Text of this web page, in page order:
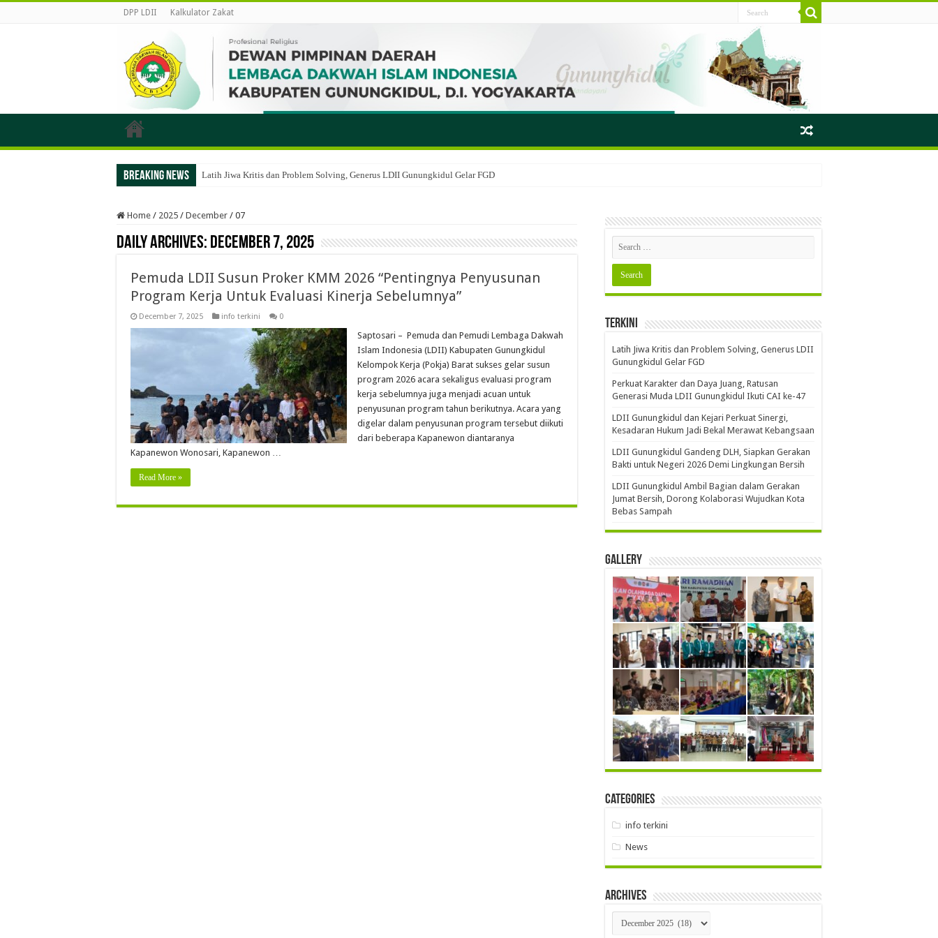
DPP LDII Kalkulator Zakat
Breaking News Latih Jiwa Kritis dan Problem Solving, Generus LDII Gunungkidul Gelar FGD
Home / 2025 / December / 07
Daily Archives: December 7, 2025
Pemuda LDII Susun Proker KMM 2026 “Pentingnya Penyusunan
Program Kerja Untuk Evaluasi Kinerja Sebelumnya”
December 7, 2025 info terkini 0
Saptosari – Pemuda dan Pemudi Lembaga Dakwah
Islam Indonesia (LDII) Kabupaten Gunungkidul
Kelompok Kerja (Pokja) Barat sukses gelar susun
program 2026 acara sekaligus evaluasi program
kerja sebelumnya juga menjadi acuan untuk
penyusunan program tahun berikutnya. Acara yang
digelar dalam penyusunan program tersebut diikuti
dari beberapa Kapanewon diantaranya
Kapanewon Wonosari, Kapanewon …
Read More »
Terkini
Latih Jiwa Kritis dan Problem Solving, Generus LDII
Gunungkidul Gelar FGD
Perkuat Karakter dan Daya Juang, Ratusan
Generasi Muda LDII Gunungkidul Ikuti CAI ke-47
LDII Gunungkidul dan Kejari Perkuat Sinergi,
Kesadaran Hukum Jadi Bekal Merawat Kebangsaan
LDII Gunungkidul Gandeng DLH, Siapkan Gerakan
Bakti untuk Negeri 2026 Demi Lingkungan Bersih
LDII Gunungkidul Ambil Bagian dalam Gerakan
Jumat Bersih, Dorong Kolaborasi Wujudkan Kota
Bebas Sampah
Gallery
Categories
info terkini
News
Archives
Archives